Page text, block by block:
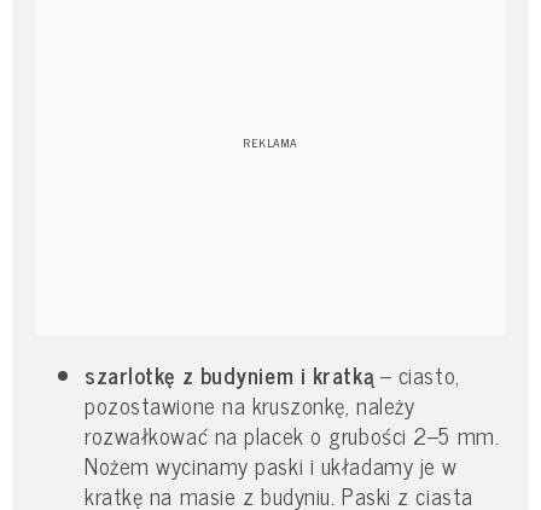
szarlotkę z budyniem i kratką– ciasto,
pozostawione na kruszonkę, należy
rozwałkować na placek o grubości 2–5 mm.
Nożem wycinamy paski i układamy je w
kratkę na masie z budyniu. Paski z ciasta